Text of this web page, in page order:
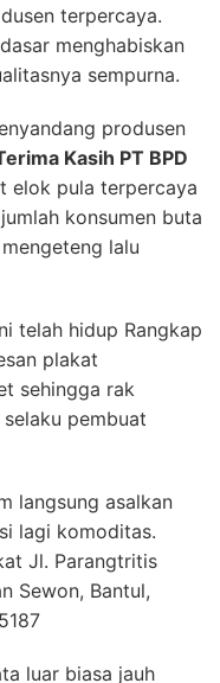
terpercaya.
menghabiskan
sempurna.
produsen
Kasih PT BPD
elok pula terpercaya
konsumen buta
lalu
telah hidup Rangkap
plakat
sehingga rak
pembuat
langsung asalkan
lagi komoditas.
Jl. Parangtritis
Sewon, Bantul,
luar biasa jauh